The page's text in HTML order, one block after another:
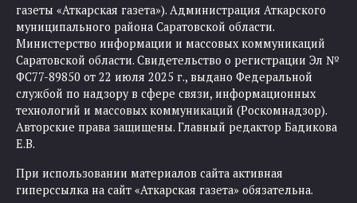
газеты «Аткарская газета»). Администрация Аткарского
муниципального района Саратовской области.
Министерство информации и массовых коммуникаций
Саратовской области. Свидетельство о регистрации Эл №
ФС77-89850 от 22 июля 2025 г., выдано Федеральной
службой по надзору в сфере связи, информационных
технологий и массовых коммуникаций (Роскомнадзор).
Авторские права защищены. Главный редактор Бадикова
Е.В.
При использовании материалов сайта активная
гиперссылка на сайт «Аткарская газета» обязательна.